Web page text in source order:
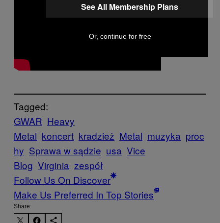
Tagged:
GWAR Heavy
Metal koncert kradzież Metal muzyka proc
hy Sprawa w sądzie usa Vice
Blog Virginia zespół
Follow Us On Discover
Make Us Preferred In Top Stories
Share:
See All Membership Plans
Or, continue for free